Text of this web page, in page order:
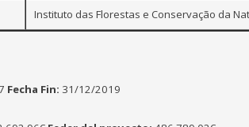
Instituto das Florestas e Conservação da
Fecha Fin: 31/12/2019